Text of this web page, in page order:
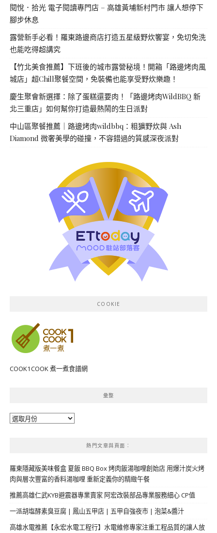
閱悅．拾光 電子閱讀專門店 – 高雄黃埔新村門市 讓人想停下
腳步休息
露營新手必看！羅東路邊商店打造五星級野炊饗宴，免切免洗
也能吃得超講究
【竹北美食推薦】下班後的城市露營秘境！開箱「路邊烤肉風
城店」超Chill聚餐空間，免裝備也能享受野炊樂趣！
慶生聚會新選擇：除了蛋糕還要肉！「路邊烤肉WildBBQ 新
北三重店」如何幫你打造最熱鬧的生日派對
中山區聚餐推薦｜路邊烤肉wildbbq：粗獷野炊與 Ash
Diamond 微奢美學的碰撞，不容錯過的質感深夜派對
COOKIE
COOK1COOK 煮一煮食譜網
彙整
彙
熱門文章與頁面︰
羅東隱藏版美味餐盒 夏飯 BBQ Box 烤肉飯湯咖哩創始店 用爆汁炭火烤
肉與層次豐富的香料湯咖哩 重新定義你的精緻午餐
推薦高雄仁武KYB避震器專業賣家 阿宏改裝部品專業服務細心 CP值
一派胡塩酵素臭豆腐 | 鳳山五甲店 | 五甲自強夜市 | 泡菜&醬汁
高雄水電推薦【永宏水電工程行】水電維修專家注重工程品質的讓人放